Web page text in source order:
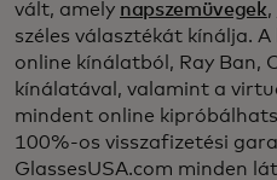
vált, amely napszemüvegek,
széles választékát kínálja.
online kínálatból, Ray Ban,
kínálatával, valamint a
mindent online
100%-os visszafizetési
GlassesUSA.com minden